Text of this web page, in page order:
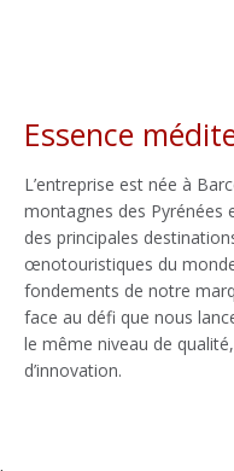
Essence
L’entreprise est née à
montagnes des Pyrénées
des principales
œnotouristiques du
fondements de notre
face au défi que nous
le même niveau de
d’innovation.